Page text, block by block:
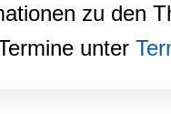
zu den
unter